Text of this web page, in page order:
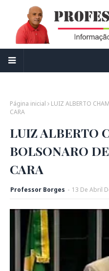
Página inicial
LUIZ ALBERTO
CARA
LUIZ ALBERTO
BOLSONARO
CARA
Professor Borges - 13 De Abril